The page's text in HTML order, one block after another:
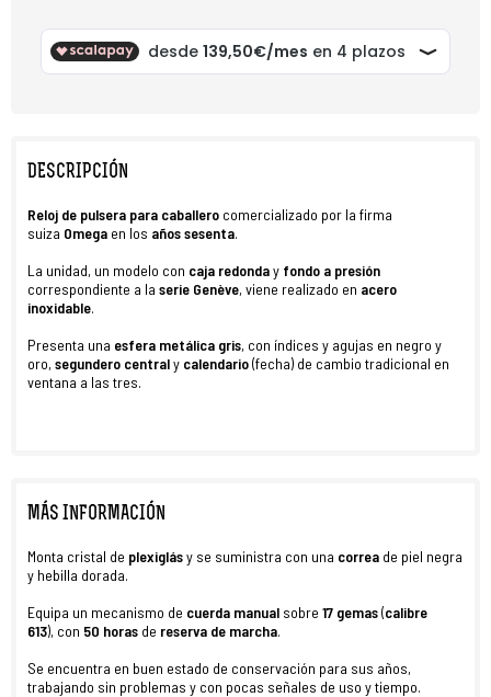
DESCRIPCIÓN
Reloj de pulsera para caballero comercializado por la firma
suiza Omega en los años sesenta.
La unidad, un modelo con caja redonday fondo a presión
correspondiente a la serie Genève, viene realizado en acero
inoxidable.
Presenta una esfera metálica gris, con índices y agujas en negro y
oro, segundero centraly calendario(fecha) de cambio tradicional en
ventana a las tres.
MÁS INFORMACIÓN
Monta cristal de plexiglásy se suministra con una correa de piel negra
y hebilla dorada.
Equipa un mecanismo de cuerda manual sobre 17 gemas(calibre
613), con 50 horas de reserva de marcha.
Se encuentra en buen estado de conservación para sus años,
trabajando sin problemas y con pocas señales de uso y tiempo.